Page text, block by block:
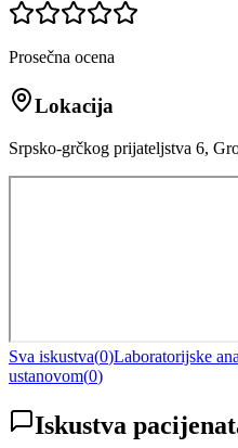
Prosečna ocena
Lokacija
Srpsko-grčkog prijateljstva 6,
Sva iskustva(0)Laboratorijske
ustanovom(0)
Iskustva